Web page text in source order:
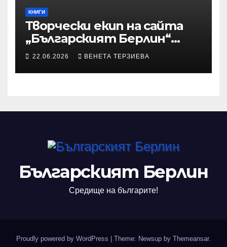
КНИГИ
Творчески екип на сайта
„Българският Берлин“
участва с произведения в
алманах „Словото, което
оживява“
22.06.2026 ВЕНЕТА ТЕРЗИЕВА
Българският Берлин
Средище на българите!
Proudly powered by WordPress Theme: Newsup by Themeansar.